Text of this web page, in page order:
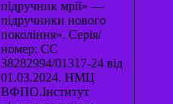
підручник мрії» —
підручники нового
покоління». Серія/
номер: СС
38282994/01317-24 від
01.03.2024. НМЦ
ВФПО.Інститут